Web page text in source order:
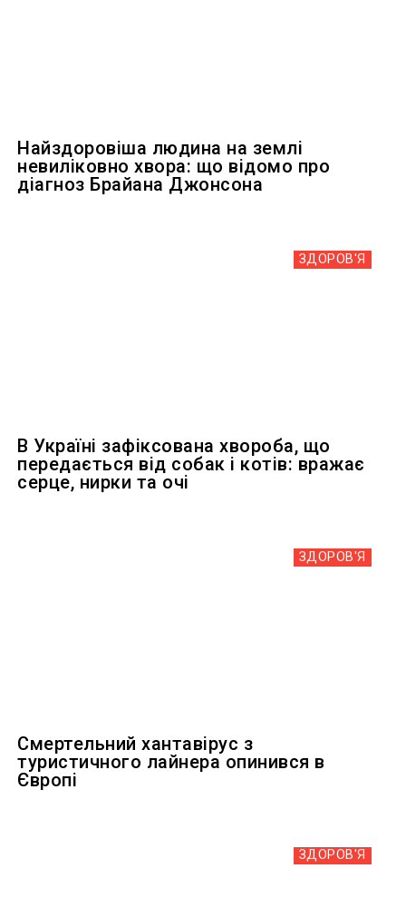
Найздоровіша людина на землі
невиліковно хвора: що відомо про
діагноз Брайана Джонсона
ЗДОРОВ'Я
В Україні зафіксована хвороба, що
передається від собак і котів: вражає
серце, нирки та очі
ЗДОРОВ'Я
Смертельний хантавірус з
туристичного лайнера опинився в
Європі
ЗДОРОВ'Я